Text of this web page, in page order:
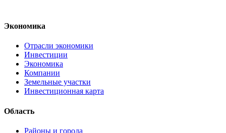
Экономика
Отрасли экономики
Инвестиции
Экономика
Компании
Земельные участки
Инвестиционная карта
Область
Районы и города